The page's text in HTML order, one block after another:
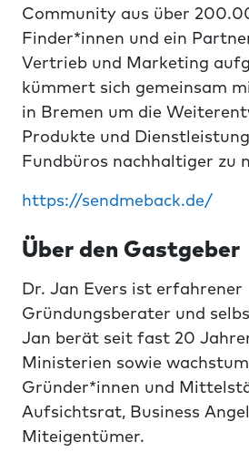
Community aus über
Finder*innen und ein
Vertrieb und Marketing
kümmert sich gemeinsam
in Bremen um die
Produkte und
Fundbüros nachhaltiger zu
https://sendmeback.de/
Über den Gastgeber
Dr. Jan Evers ist erfahrener
Gründungsberater und
Jan berät seit fast 20
Ministerien sowie
Gründer*innen und
Aufsichtsrat, Business
Miteigentümer.